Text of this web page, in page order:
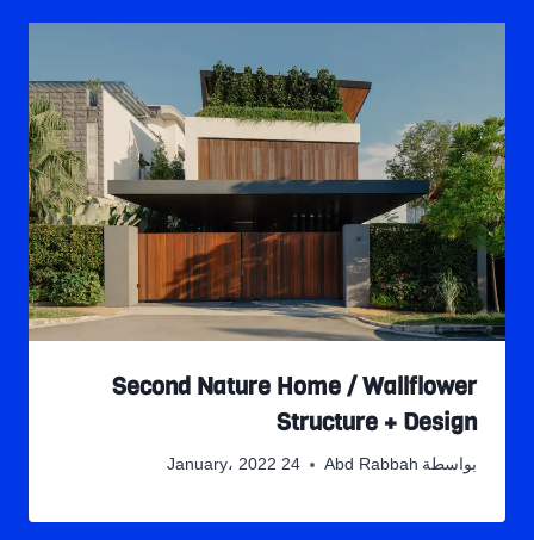
Second Nature Home / Wallflower
Structure + Design
بواسطة Abd Rabbah 24 January، 2022